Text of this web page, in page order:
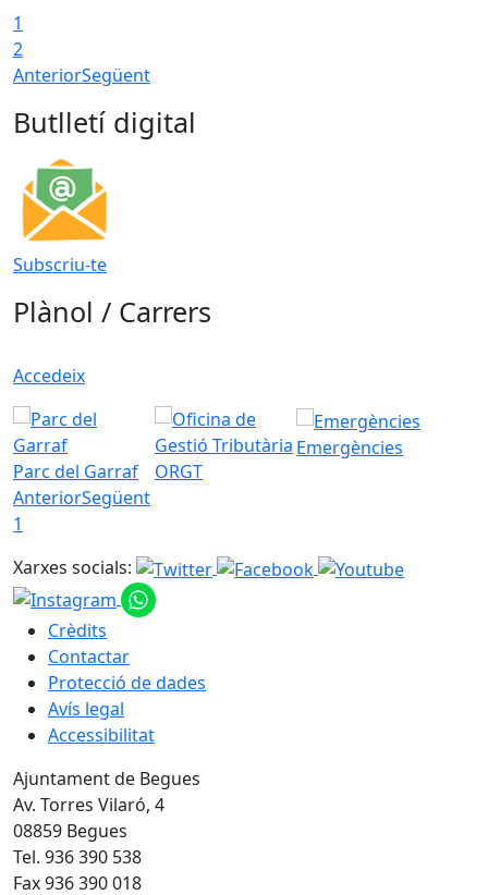
1
2
AnteriorSegüent
Butlletí digital
Subscriu-te
Plànol / Carrers
Accedeix
Parc del Garraf ORGT
Emergències
AnteriorSegüent
1
Xarxes socials:
Crèdits
Contactar
Protecció de dades
Avís legal
Accessibilitat
Ajuntament de Begues
Av. Torres Vilaró, 4
08859 Begues
Tel. 936 390 538
Fax 936 390 018